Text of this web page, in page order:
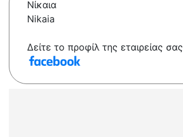
Νίκαια
Nikaia
Δείτε το προφίλ της εταιρείας σας